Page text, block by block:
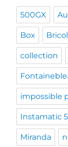
500GX
Box
collection
impossible
Instamatic
Miranda